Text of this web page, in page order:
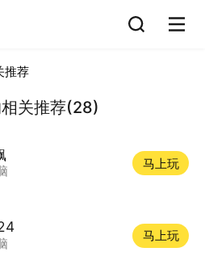
推荐
相关推荐(28)
马上玩
马上玩